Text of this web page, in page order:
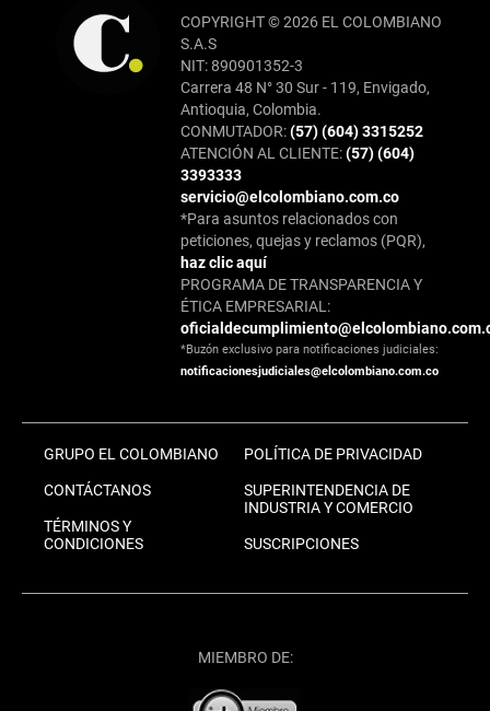
COPYRIGHT © 2026 EL COLOMBIANO
S.A.S
NIT: 890901352-3
Carrera 48 N° 30 Sur - 119, Envigado,
Antioquia, Colombia.
CONMUTADOR:(57) (604) 3315252
ATENCIÓN AL CLIENTE:(57) (604)
3393333
servicio@elcolombiano.com.co
*Para asuntos relacionados con
peticiones, quejas y reclamos (PQR),
haz clic aquí
PROGRAMA DE TRANSPARENCIA Y
ÉTICA EMPRESARIAL:
*Buzón exclusivo para notificaciones judiciales:
notificacionesjudiciales@elcolombiano.com.co
GRUPO EL COLOMBIANO
CONTÁCTANOS
TÉRMINOS Y
CONDICIONES
POLÍTICA DE PRIVACIDAD
SUPERINTENDENCIA DE
INDUSTRIA Y COMERCIO
SUSCRIPCIONES
MIEMBRO DE: